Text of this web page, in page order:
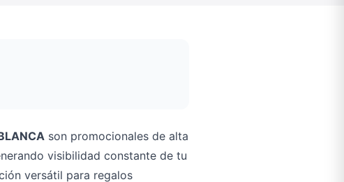
son promocionales de alta
visibilidad constante de tu
versátil para regalos